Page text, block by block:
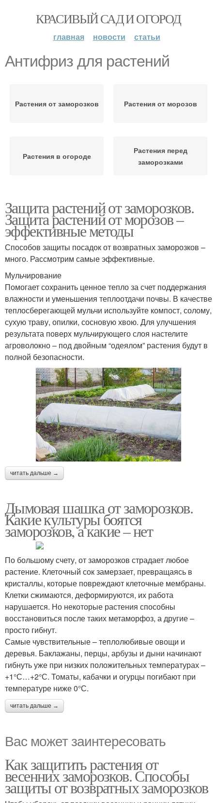
КРАСИВЫЙ САД И ОГОРОД
главная новости статьи
Антифриз для растений
Растения от заморозков Растения от морозов
Растения в огороде
Растения перед
заморозками
Защита растений от заморозков.
Защита растений от морозов –
эффективные методы
Способов защиты посадок от возвратных заморозков –
много. Рассмотрим самые эффективные.
Мульчирование
Помогает сохранить ценное тепло за счет поддержания
влажности и уменьшения теплоотдачи почвы. В качестве
теплосберегающей мульчи используйте компост, солому,
сухую траву, опилки, сосновую хвою. Для улучшения
результата поверх мульчирующего слоя настелите
агроволокно – под двойным “одеялом” растения будут в
полной безопасности.
читать дальше →
Дымовая шашка от заморозков.
Какие культуры боятся
заморозков, а какие – нет
По большому счету, от заморозков страдает любое
растение. Клеточный сок замерзает, превращаясь в
кристаллы, которые повреждают клеточные мембраны.
Клетки сжимаются, деформируются, их работа
нарушается. Но некоторые растения способны
восстановиться после таких метаморфоз, а другие –
просто гибнут.
Самые чувствительные – теплолюбивые овощи и
деревья. Баклажаны, перцы, арбузы и дыни начинают
гибнуть уже при низких положительных температурах –
+1°С…+2°С. Томаты, кабачки и огурцы погибают при
температуре ниже 0°С.
читать дальше →
Вас может заинтересовать
Как защитить растения от
весенних заморозков. Способы
защиты от возвратных заморозков